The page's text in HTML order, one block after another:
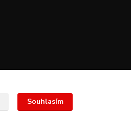
Souhlasím